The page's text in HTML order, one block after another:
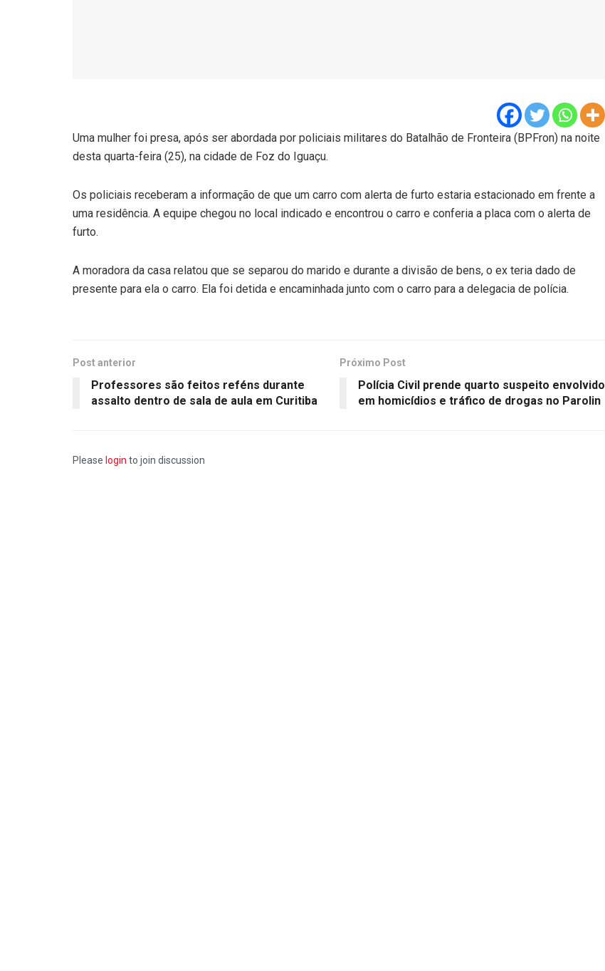
Uma mulher foi presa, após ser abordada por policiais militares do Batalhão de Fronteira (BPFron) na noite
desta quarta-feira (25), na cidade de Foz do Iguaçu.
Os policiais receberam a informação de que um carro com alerta de furto estaria estacionado em frente a
uma residência. A equipe chegou no local indicado e encontrou o carro e conferia a placa com o alerta de
furto.
A moradora da casa relatou que se separou do marido e durante a divisão de bens, o ex teria dado de
presente para ela o carro. Ela foi detida e encaminhada junto com o carro para a delegacia de polícia.
Post anterior
Professores são feitos reféns durante
assalto dentro de sala de aula em Curitiba
Próximo Post
Polícia Civil prende quarto suspeito envolvido
em homicídios e tráfico de drogas no Parolin
Please login to join discussion